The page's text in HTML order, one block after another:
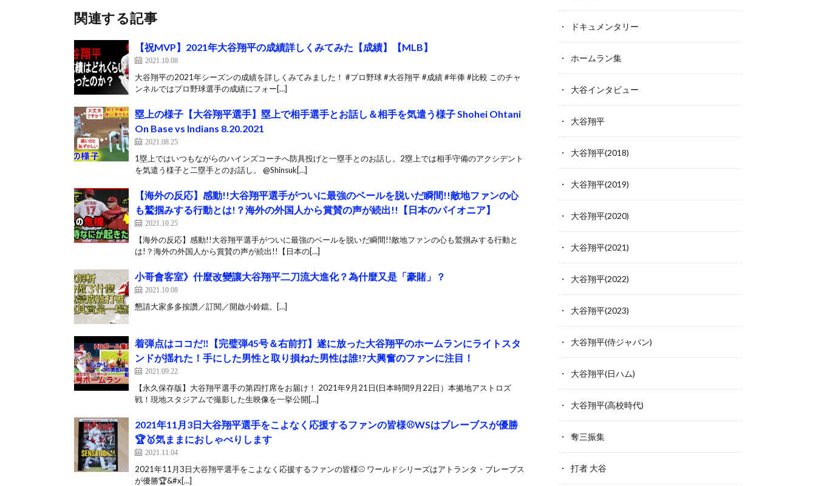
関連する記事
【祝MVP】2021年大谷翔平の成績詳しくみてみた【成績】【MLB】
2021.10.08
大谷翔平の2021年シーズンの成績を詳しくみてみました！ #プロ野球 #大谷翔平 #成績 #年俸 #比較 このチャ
ンネルではプロ野球選手の成績にフォー[…]
塁上の様子【大谷翔平選手】塁上で相手選手とお話し＆相手を気遣う様子 Shohei Ohtani
On Base vs Indians 8.20.2021
2021.08.25
1塁上ではいつもながらのハインズコーチへ防具投げと一塁手とのお話し。2塁上では相手守備のアクシデント
を気遣う様子と二塁手とのお話し。 @Shinsuk[…]
【海外の反応】感動!!大谷翔平選手がついに最強のベールを脱いだ瞬間!!敵地ファンの心
も鷲掴みする行動とは!？海外の外国人から賞賛の声が続出!!【日本のパイオニア】
2021.10.25
【海外の反応】感動!!大谷翔平選手がついに最強のベールを脱いだ瞬間!!敵地ファンの心も鷲掴みする行動と
は!？海外の外国人から賞賛の声が続出!!【日本の[…]
小哥會客室》什麼改變讓大谷翔平二刀流大進化？為什麼又是「豪賭」？
2021.10.08
懇請大家多多按讚／訂閱／開啟小鈴鐺。[…]
着弾点はココだ‼【完璧弾45号＆右前打】遂に放った大谷翔平のホームランにライトスタ
ンドが揺れた！手にした男性と取り損ねた男性は誰!?大興奮のファンに注目！
2021.09.22
【永久保存版】大谷翔平選手の第四打席をお届け！ 2021年9月21日(日本時間9月22日）本拠地アストロズ
戦！現地スタジアムで撮影した生映像を一挙公開[…]
2021年11月3日大谷翔平選手をこよなく応援するファンの皆様⚾WSはブレーブスが優勝
🏆🥇気ままにおしゃべりします
2021.11.04
2021年11月3日大谷翔平選手をこよなく応援するファンの皆様⚾ ワールドシリーズはアトランタ・ブレーブス
が優勝🏆&#x[…]
ドキュメンタリー
ホームラン集
大谷インタビュー
大谷翔平
大谷翔平(2018)
大谷翔平(2019)
大谷翔平(2020)
大谷翔平(2021)
大谷翔平(2022)
大谷翔平(2023)
大谷翔平(侍ジャパン)
大谷翔平(日ハム)
大谷翔平(高校時代)
奪三振集
打者 大谷